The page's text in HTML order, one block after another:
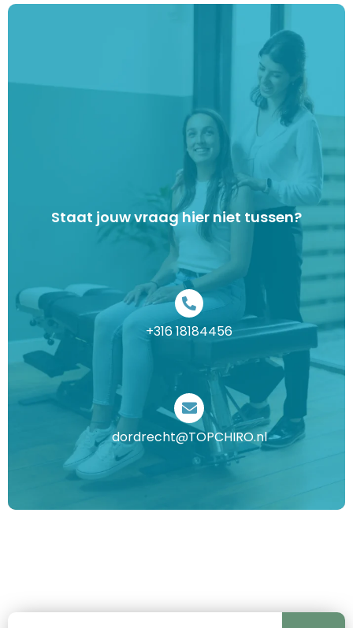
Staat jouw vraag hier niet tussen?
+316 18184456
dordrecht@TOPCHIRO.nl